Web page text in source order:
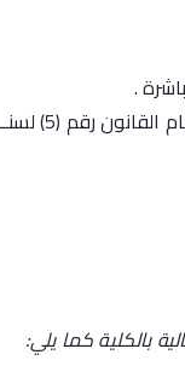
القيادات الإدارية .
بالكليةكما يلي: